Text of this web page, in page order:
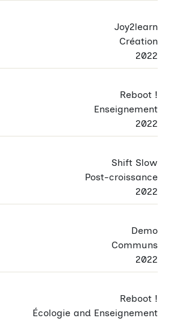
Joy2learn
Création
2022
Reboot !
Enseignement
2022
Shift Slow
Post-croissance
2022
Demo
Communs
2022
Reboot !
Écologie and Enseignement